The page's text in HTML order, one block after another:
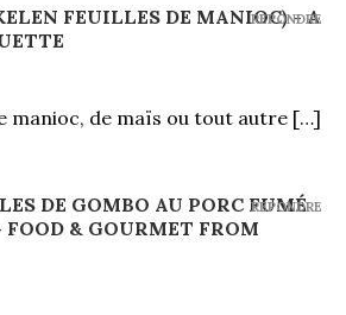
FEUILLES DE MANIOC) - A
manioc, de maïs ou tout autre […]
REPONDRE
DE GOMBO AU PORC FUMÉ
& GOURMET FROM
REPONDRE